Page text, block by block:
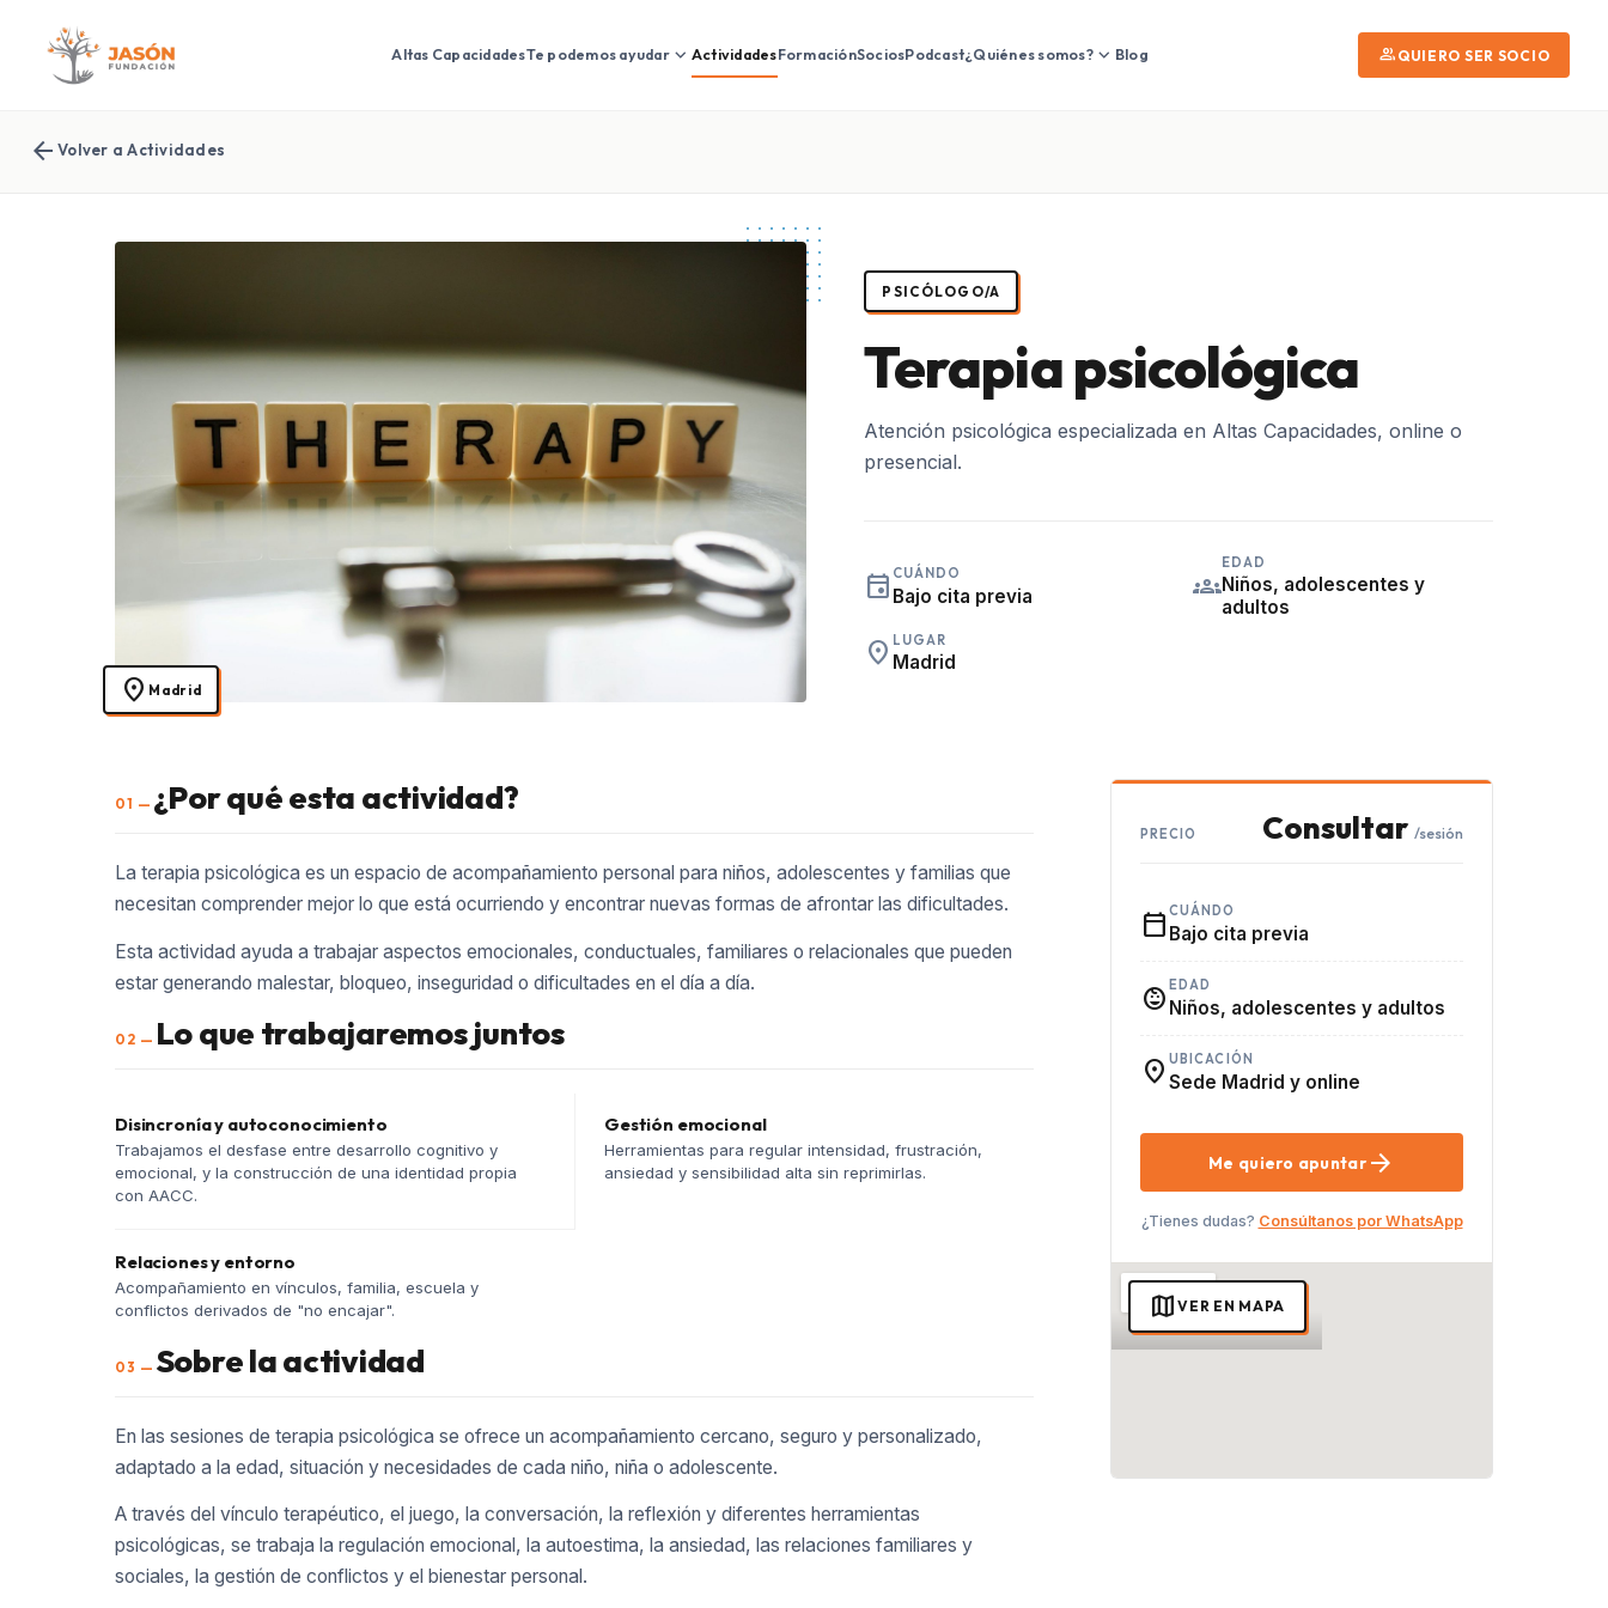
Altas CapacidadesTe podemos ayudarexpand_more ActividadesFormaciónSociosPodcast¿Quiénes somos?expand_more Blog group QUIERO SER SOCIO
arrow_back Volver a Actividades
location_on Madrid
PSICÓLOGO/A
Terapia psicológica
Atención psicológica especializada en Altas Capacidades, online o
presencial.
event CUÁNDO
Bajo cita previa groups
EDAD
Niños, adolescentes y
adultos
place LUGAR
Madrid
01 — ¿Por qué esta actividad?
La terapia psicológica es un espacio de acompañamiento personal para niños, adolescentes y familias que
necesitan comprender mejor lo que está ocurriendo y encontrar nuevas formas de afrontar las dificultades.
Esta actividad ayuda a trabajar aspectos emocionales, conductuales, familiares o relacionales que pueden
estar generando malestar, bloqueo, inseguridad o dificultades en el día a día.
02 — Lo que trabajaremos juntos
Disincronía y autoconocimiento
Trabajamos el desfase entre desarrollo cognitivo y
emocional, y la construcción de una identidad propia
con AACC.
Gestión emocional
Herramientas para regular intensidad, frustración,
ansiedad y sensibilidad alta sin reprimirlas.
Relaciones y entorno
Acompañamiento en vínculos, familia, escuela y
conflictos derivados de "no encajar".
03 — Sobre la actividad
En las sesiones de terapia psicológica se ofrece un acompañamiento cercano, seguro y personalizado,
adaptado a la edad, situación y necesidades de cada niño, niña o adolescente.
A través del vínculo terapéutico, el juego, la conversación, la reflexión y diferentes herramientas
psicológicas, se trabaja la regulación emocional, la autoestima, la ansiedad, las relaciones familiares y
sociales, la gestión de conflictos y el bienestar personal.
PRECIO Consultar /sesión
calendar_today CUÁNDO
Bajo cita previa
child_care EDAD
Niños, adolescentes y adultos
location_on UBICACIÓN
Sede Madrid y online
Me quiero apuntararrow_forward
¿Tienes dudas? Consúltanos por WhatsApp
mapVER EN MAPA